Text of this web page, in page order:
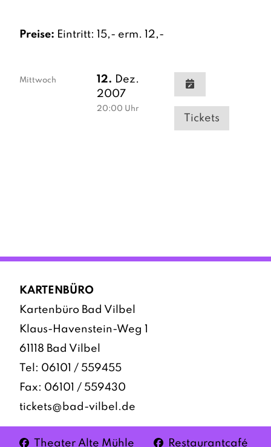
Preise: Eintritt: 15,- erm. 12,-
Mittwoch 12. Dez.
2007
20:00 Uhr
Tickets
KARTENBÜRO
Kartenbüro Bad Vilbel
Klaus-Havenstein-Weg 1
61118 Bad Vilbel
Tel: 06101 / 559455
Fax: 06101 / 559430
tickets@bad-vilbel.de
Facebook
Theater Alte Mühle Facebook
Restaurantcafé